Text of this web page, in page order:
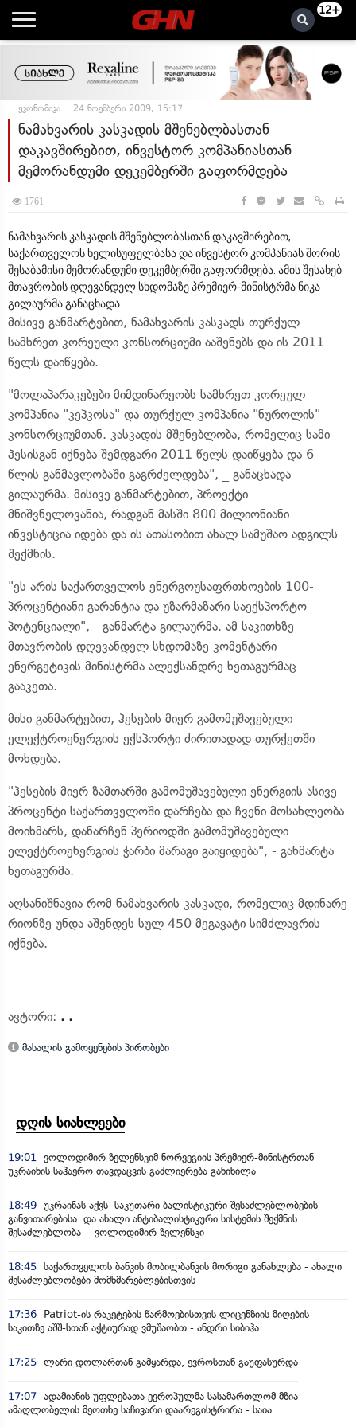
12+
ეკონომიკა 24 ნოემბერი 2009, 15:17
ნამახვარის კასკადის მშენებლბასთან
დაკავშირებით, ინვესტორ კომპანიასთან
მემორანდუმი დეკემბერში გაფორმდება
1761
ნამახვარის კასკადის მშენებლობასთან დაკავშირებით,
საქართველოს ხელისუფელბასა და ინვესტორ კომპანიას შორის
შესაბამისი მემორანდუმი დეკემბერში გაფორმდება. ამის შესახებ
მთავრობის დღევანდელ სხდომაზე პრემიერ-მინისტრმა ნიკა
გილაურმა განაცხადა.
მისივე განმარტებით, ნამახვარის კასკადს თურქულ
სამხრეთ კორეული კონსორციუმი ააშენებს და ის 2011
წელს დაიწყება.
"მოლაპარაკებები მიმდინარეობს სამხრეთ კორეულ
კომპანია "კეპკოსა" და თურქულ კომპანია "ნუროლის"
კონსორციუმთან. კასკადის მშენებლობა, რომელიც სამი
ჰესისგან იქნება შემდგარი 2011 წელს დაიწყება და 6
წლის განმავლობაში გაგრძელდება", _ განაცხადა
გილაურმა. მისივე განმარტებით, პროექტი
მნიშვნელოვანია, რადგან მასში 800 მილიონიანი
ინვესტიცია იდება და ის ათასობით ახალ სამუშაო ადგილს
შექმნის.
"ეს არის საქართველოს ენერგოუსაფრთხოების 100-
პროცენტიანი გარანტია და უზარმაზარი საექსპორტო
პოტენციალი", - განმარტა გილაურმა. ამ საკითხზე
მთავრობის დღევანდელ სხდომაზე კომენტარი
ენერგეტიკის მინისტრმა ალექსანდრე ხეთაგურმაც
გააკეთა.
მისი განმარტებით, ჰესების მიერ გამომუშავებული
ელექტროენერგიის ექსპორტი ძირითადად თურქეთში
მოხდება.
"ჰესების მიერ ზამთარში გამომუშავებული ენერგიის ასივე
პროცენტი საქართველოში დარჩება და ჩვენი მოსახლეობა
მოიხმარს, დანარჩენ პერიოდში გამომუშავებული
ელექტროენერგიის ჭარბი მარაგი გაიყიდება", - განმარტა
ხეთაგურმა.
აღსანიშნავია რომ ნამახვარის კასკადი, რომელიც მდინარე
რიონზე უნდა აშენდეს სულ 450 მეგავატი სიმძლავრის
იქნება.
ავტორი: . .
მასალის გამოყენების პირობები
დღის სიახლეები
19:01 ვოლოდიმირ ზელენსკიმ ნორვეგიის პრემიერ-მინისტრთან
უკრაინის საჰაერო თავდაცვის გაძლიერება განიხილა
18:49 უკრაინას აქვს საკუთარი ბალისტიკური შესაძლებლობების
განვითარებისა და ახალი ანტიბალისტიკური სისტემის შექმნის
შესაძლებლობა - ვოლოდიმირ ზელენსკი
18:45 საქართველოს ბანკის მობილბანკის მორიგი განახლება - ახალი
შესაძლებლობები მომხმარებლებისთვის
17:36
Patriot-ის რაკეტების წარმოებისთვის ლიცენზიის მიღების
საკითზე აშშ-სთან აქტიურად ვმუშაობთ - ანდრი სიბიჰა
17:25 ლარი დოლართან გამყარდა, ევროსთან გაუფასურდა
17:07 ადამიანის უფლებათა ევროპულმა სასამართლომ მზია
ამაღლობელის მეოთხე საჩივარი დაარეგისტრირა - საია